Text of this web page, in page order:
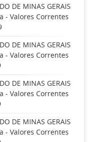
DE MINAS GERAIS
- Valores Correntes
DE MINAS GERAIS
- Valores Correntes
DE MINAS GERAIS
- Valores Correntes
DE MINAS GERAIS
- Valores Correntes